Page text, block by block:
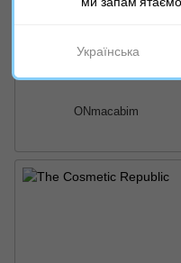
ONmacabim
Українська